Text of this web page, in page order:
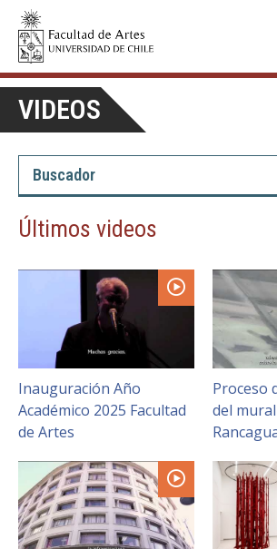
CARRERAS
EXTENSIÓN
CREACIÓNE
BIBLIOTECA
DEPARTAMENTOS
FACULTAD
Estudiantes
Académicas/os
VIDEOS
Últimos videos
Inauguración Año
Académico 2025 Facultad
de Artes
Proceso
del